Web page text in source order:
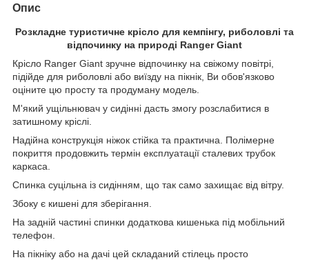
Опис
Розкладне туристичне крісло для кемпінгу, риболовлі та
відпочинку на природі Ranger Giant
Крісло Ranger Giant зручне відпочинку на свіжому повітрі,
підійде для риболовлі або виїзду на пікнік, Ви обов'язково
оціните цю просту та продуману модель.
М'який ущільнювач у сидінні дасть змогу розслабитися в
затишному кріслі.
Надійна конструкція ніжок стійка та практична. Полімерне
покриття продовжить термін експлуатації сталевих трубок
каркаса.
Спинка суцільна із сидінням, що так само захищає від вітру.
Збоку є кишені для зберігання.
На задній частині спинки додаткова кишенька під мобільний
телефон.
На пікніку або на дачі цей складаний стілець просто